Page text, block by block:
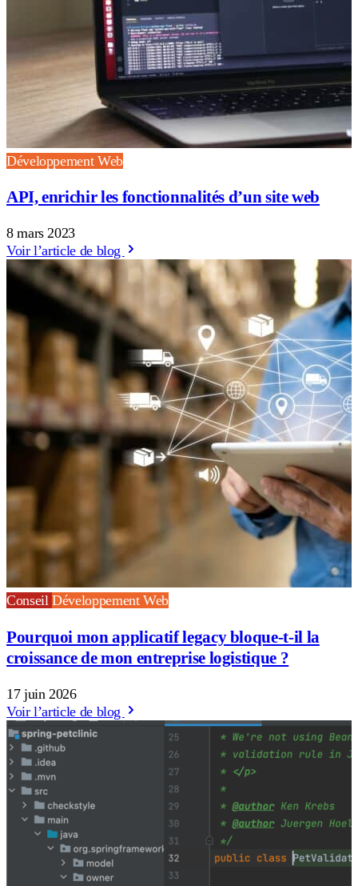
Développement Web
API, enrichir les fonctionnalités d’un site web
8 mars 2023
Voir l’article de blog
ConseilDéveloppement Web
Pourquoi mon applicatif legacy bloque-t-il la
croissance de mon entreprise logistique ?
17 juin 2026
Voir l’article de blog